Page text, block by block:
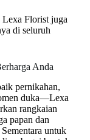
Lexa Florist juga
di seluruh
Anda
pernikahan,
duka—Lexa
rangkaian
papan dan
untuk